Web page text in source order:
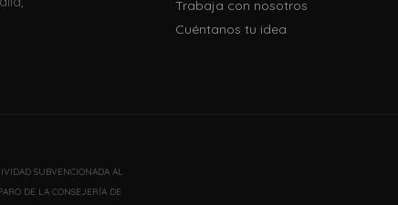
Trabaja con nosotros
Cuéntanos tu idea
SUBVENCIONADA AL
DE LA CONSEJERÍA DE